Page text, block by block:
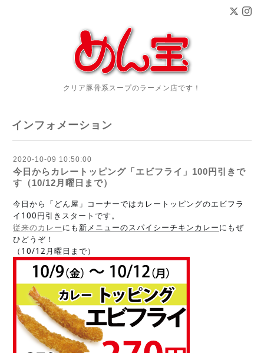
クリア豚骨系スープのラーメン店です！
インフォメーション
2020-10-09 10:50:00
今日からカレートッピング「エビフライ」100円引きで
す（10/12月曜日まで）
今日から「どん屋」コーナーではカレートッピングのエビフラ
イ100円引きスタートです。
従来のカレーにも 新メニューのスパイシーチキンカレーにもぜ
ひどうぞ！
（10/12月曜日まで）